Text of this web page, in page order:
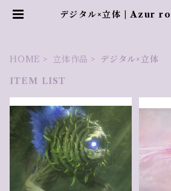
デジタル×立体 | Azur
HOME 立体作品
デジタル×立体
ITEM LIST